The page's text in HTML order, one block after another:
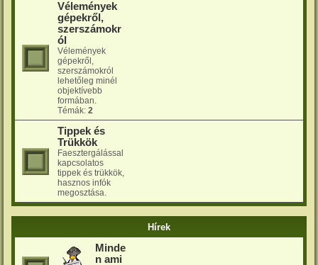
Vélemények
gépekről,
szerszámokr
ól
Vélemények
gépekről,
szerszámokról
lehetőleg minél
objektívebb
formában.
Témák: 2
Tippek és
Trükkök
Faesztergálással
kapcsolatos
tippek és trükkök,
hasznos infók
megosztása.
Hírek
Minde
n ami